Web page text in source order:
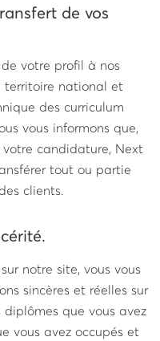
de vos
votre profil à nos
territoire national et
des curriculum
vous informons que,
candidature, Next
tout ou partie
clients.
notre site, vous vous
sincères et réelles sur
diplômes que vous avez
vous avez occupés et